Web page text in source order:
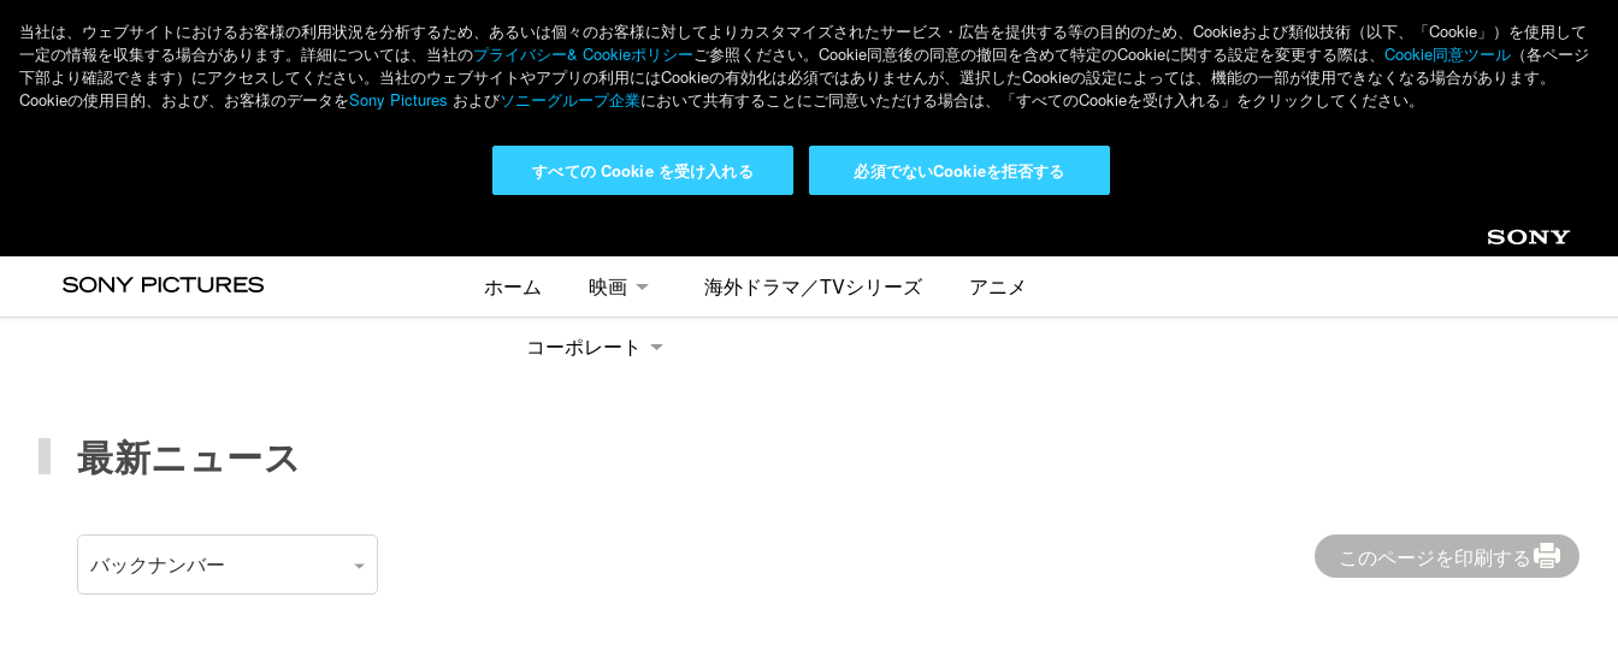
当社は、ウェブサイトにおけるお客様の利用状況を分析するため、あるいは個々のお客様に対してよりカスタマイズされたサービス・広告を提供する等の目的のため、Cookieおよび類似技術（以下、「Cookie」）を使用して
一定の情報を収集する場合があります。詳細については、当社のプライバシー& Cookieポリシーご参照ください。Cookie同意後の同意の撤回を含めて特定のCookieに関する設定を変更する際は、 Cookie同意ツール （各ページ
下部より確認できます）にアクセスしてください。当社のウェブサイトやアプリの利用にはCookieの有効化は必須ではありませんが、選択したCookieの設定によっては、機能の一部が使用できなくなる場合があります。
Cookieの使用目的、および、お客様のデータをSony Pictures およびソニーグループ企業において共有することにご同意いただける場合は、「すべてのCookieを受け入れる」をクリックしてください。
必須でないCookieを拒否する
すべての Cookie を受け入れる
Sony
ホーム
映画 海外ドラマ／TVシリーズ アニメ
コーポレート
最新ニュース
このページを印刷する